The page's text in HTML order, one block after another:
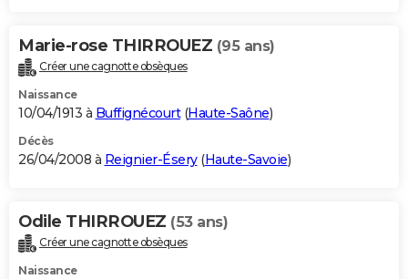
Marie-rose THIRROUEZ (95 ans)
Créer une cagnotte obsèques
Naissance
10/04/1913 à Buffignécourt(Haute-Saône)
Décès
26/04/2008 à Reignier-Ésery(Haute-Savoie)
Odile THIRROUEZ (53 ans)
Créer une cagnotte obsèques
Naissance